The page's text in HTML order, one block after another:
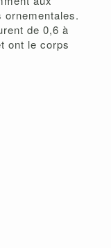
ornementales.
de 0,6 à
ont le corps